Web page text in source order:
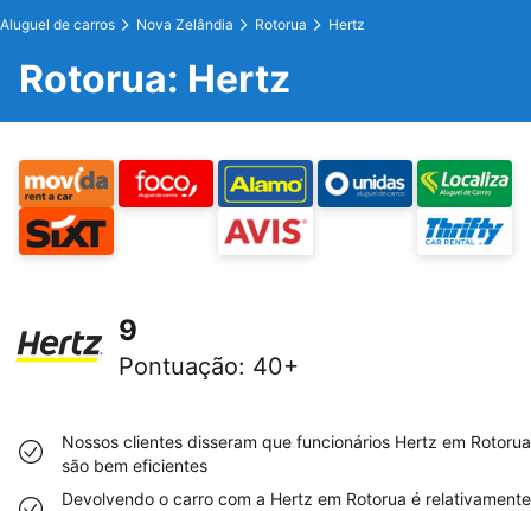
Aluguel de carros Nova Zelândia Rotorua Hertz
Rotorua: Hertz
9
Pontuação: 40+
Nossos clientes disseram que funcionários Hertz em Rotorua
são bem eficientes
Devolvendo o carro com a Hertz em Rotorua é relativamente